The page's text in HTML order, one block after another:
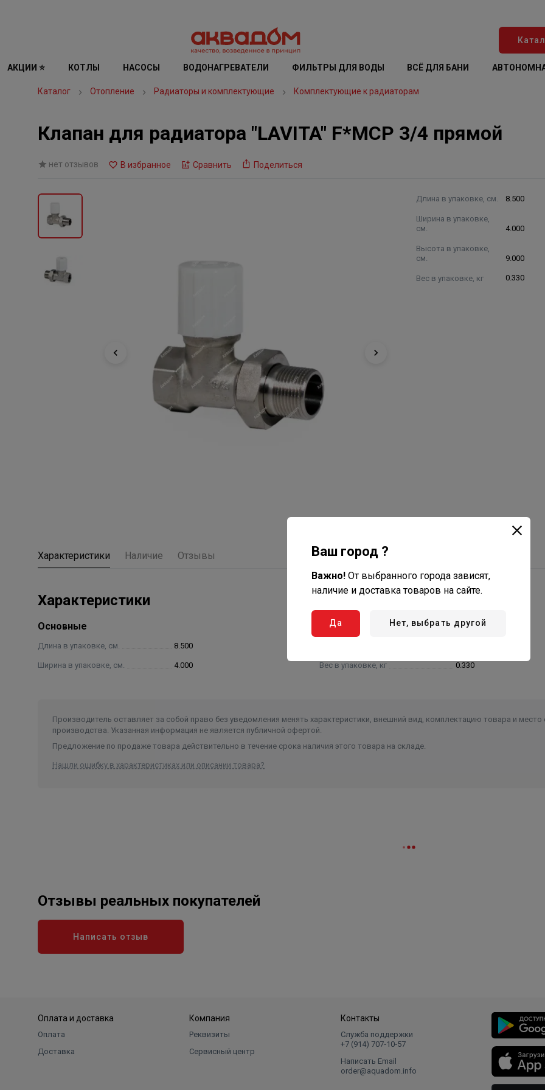
АКЦИИ ⭐ КОТЛЫ НАСОСЫ ВОДОНАГРЕВАТЕЛИ ФИЛЬТРЫ ДЛЯ ВОДЫ ВСЁ ДЛЯ БАНИ
Каталог Отопление Радиаторы и комплектующие Комплектующие к радиаторам
Клапан для радиатора "LAVITA" F*MСР 3/4 прямой
нет отзывов В избранное Сравнить Поделиться
Длина в упаковке, см. 8.500
Ширина в упаковке,
см.
4.000
Высота в упаковке,
см.
9.000
Вес в упаковке, кг 0.330
Характеристики Наличие Отзывы
Характеристики
Основные
Длина в упаковке, см. 8.500
Ширина в упаковке, см. 4.000 Вес в упаковке, кг 0.330
Производитель оставляет за собой право без уведомления менять характеристики, внешний вид, комплектацию товара и место
производства. Указанная информация не является публичной офертой.
Предложение по продаже товара действительно в течение срока наличия этого товара на складе.
Нашли ошибку в характеристиках или описании товара?
Отзывы реальных покупателей
Написать отзыв
Оплата и доставка
Оплата
Доставка
Компания
Реквизиты
Сервисный центр
Контакты
Служба поддержки
+7 (914) 707‑10‑57
Написать Email
order@aquadom.info
Ваш город ?
Важно! От выбранного города зависят,
наличие и доставка товаров на сайте.
Да Нет, выбрать другой